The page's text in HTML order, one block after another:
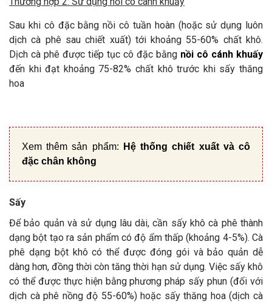
Sau khi cô đặc bằng nồi cô tuần hoàn (hoặc sử dụng luôn
dịch cà phê sau chiết xuất) tới khoảng 55-60% chất khô.
Dịch cà phê được tiếp tục cô đặc bằng nồi cô cánh khuấy
đến khi đạt khoảng 75-82% chất khô trước khi sấy thăng
hoa
Xem thêm sản phẩm:
Hệ thống chiết xuất và cô
đặc chân không
Sấy
Để bảo quản và sử dụng lâu dài, cần sấy khô cà phê thành
dạng bột tạo ra sản phẩm có độ ẩm thấp (khoảng 4-5%). Cà
phê dạng bột khô có thể được đóng gói và bảo quản dễ
dàng hơn, đồng thời còn tăng thời hạn sử dụng. Việc sấy khô
có thể được thực hiện bằng phương pháp sấy phun (đối với
dịch cà phê nồng độ 55-60%) hoặc sấy thăng hoa (dịch cà